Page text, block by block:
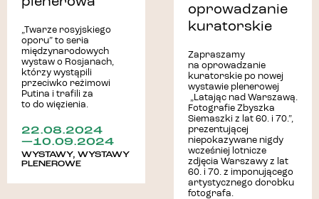
„Twarze rosyjskiego
oporu” to seria
międzynarodowych
wystaw o Rosjanach,
którzy wystąpili
przeciwko reżimowi
Putina i trafili za
to do więzienia.
22.08.2024
—10.09.2024
WYSTAWY, WYSTAWY
PLENEROWE
oprowadzanie
kuratorskie
Zapraszamy
na oprowadzanie
kuratorskie po nowej
wystawie plenerowej
„Latając nad Warszawą.
Fotografie Zbyszka
Siemaszki z lat 60. i 70.”,
prezentującej
niepokazywane nigdy
wcześniej lotnicze
zdjęcia Warszawy z lat
60. i 70. z imponującego
artystycznego dorobku
fotografa.